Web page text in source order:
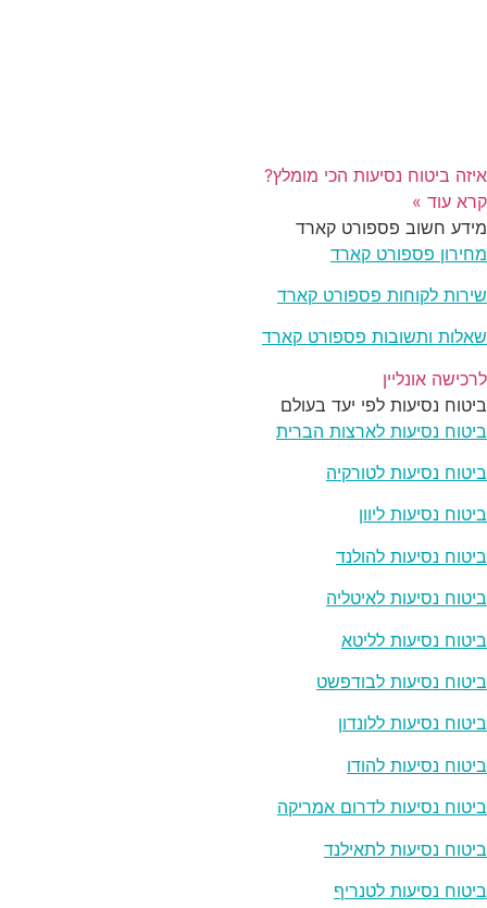
איזה ביטוח נסיעות הכי מומלץ?
קרא עוד »
מידע חשוב פספורט קארד
מחירון פספורט קארד
שירות לקוחות פספורט קארד
שאלות ותשובות פספורט קארד
לרכישה אונליין
ביטוח נסיעות לפי יעד בעולם
ביטוח נסיעות לארצות הברית
ביטוח נסיעות לטורקיה
ביטוח נסיעות ליוון
ביטוח נסיעות להולנד
ביטוח נסיעות לאיטליה
ביטוח נסיעות לליטא
ביטוח נסיעות לבודפשט
ביטוח נסיעות ללונדון
ביטוח נסיעות להודו
ביטוח נסיעות לדרום אמריקה
ביטוח נסיעות לתאילנד
ביטוח נסיעות לטנריף